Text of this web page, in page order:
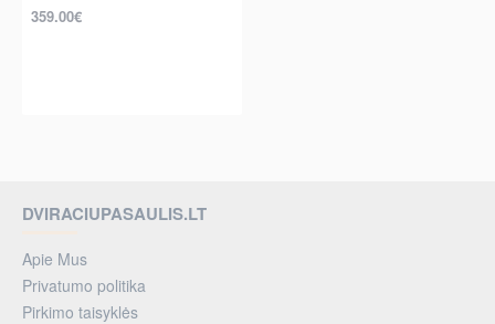
359.00€
DVIRACIUPASAULIS.LT
Apie Mus
Privatumo politika
Pirkimo taisyklės